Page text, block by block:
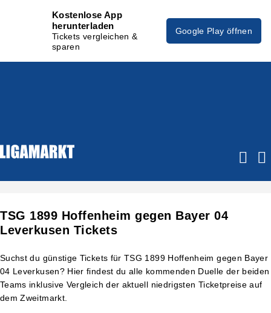
Kostenlose App
herunterladen
Tickets vergleichen &
sparen
Google Play öffnen
TSG 1899 Hoffenheim gegen Bayer 04
Leverkusen Tickets
Suchst du günstige Tickets für TSG 1899 Hoffenheim gegen Bayer
04 Leverkusen? Hier findest du alle kommenden Duelle der beiden
Teams inklusive Vergleich der aktuell niedrigsten Ticketpreise auf
dem Zweitmarkt.